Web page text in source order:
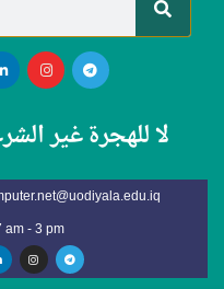
لا للهجرة غير
am - 3 pm